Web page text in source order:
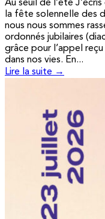
Au seuil de l’été
la fête solennelle des
nous nous sommes
ordonnés jubilaires
grâce pour l’appel
dans nos vies. En...
Lire la suite →